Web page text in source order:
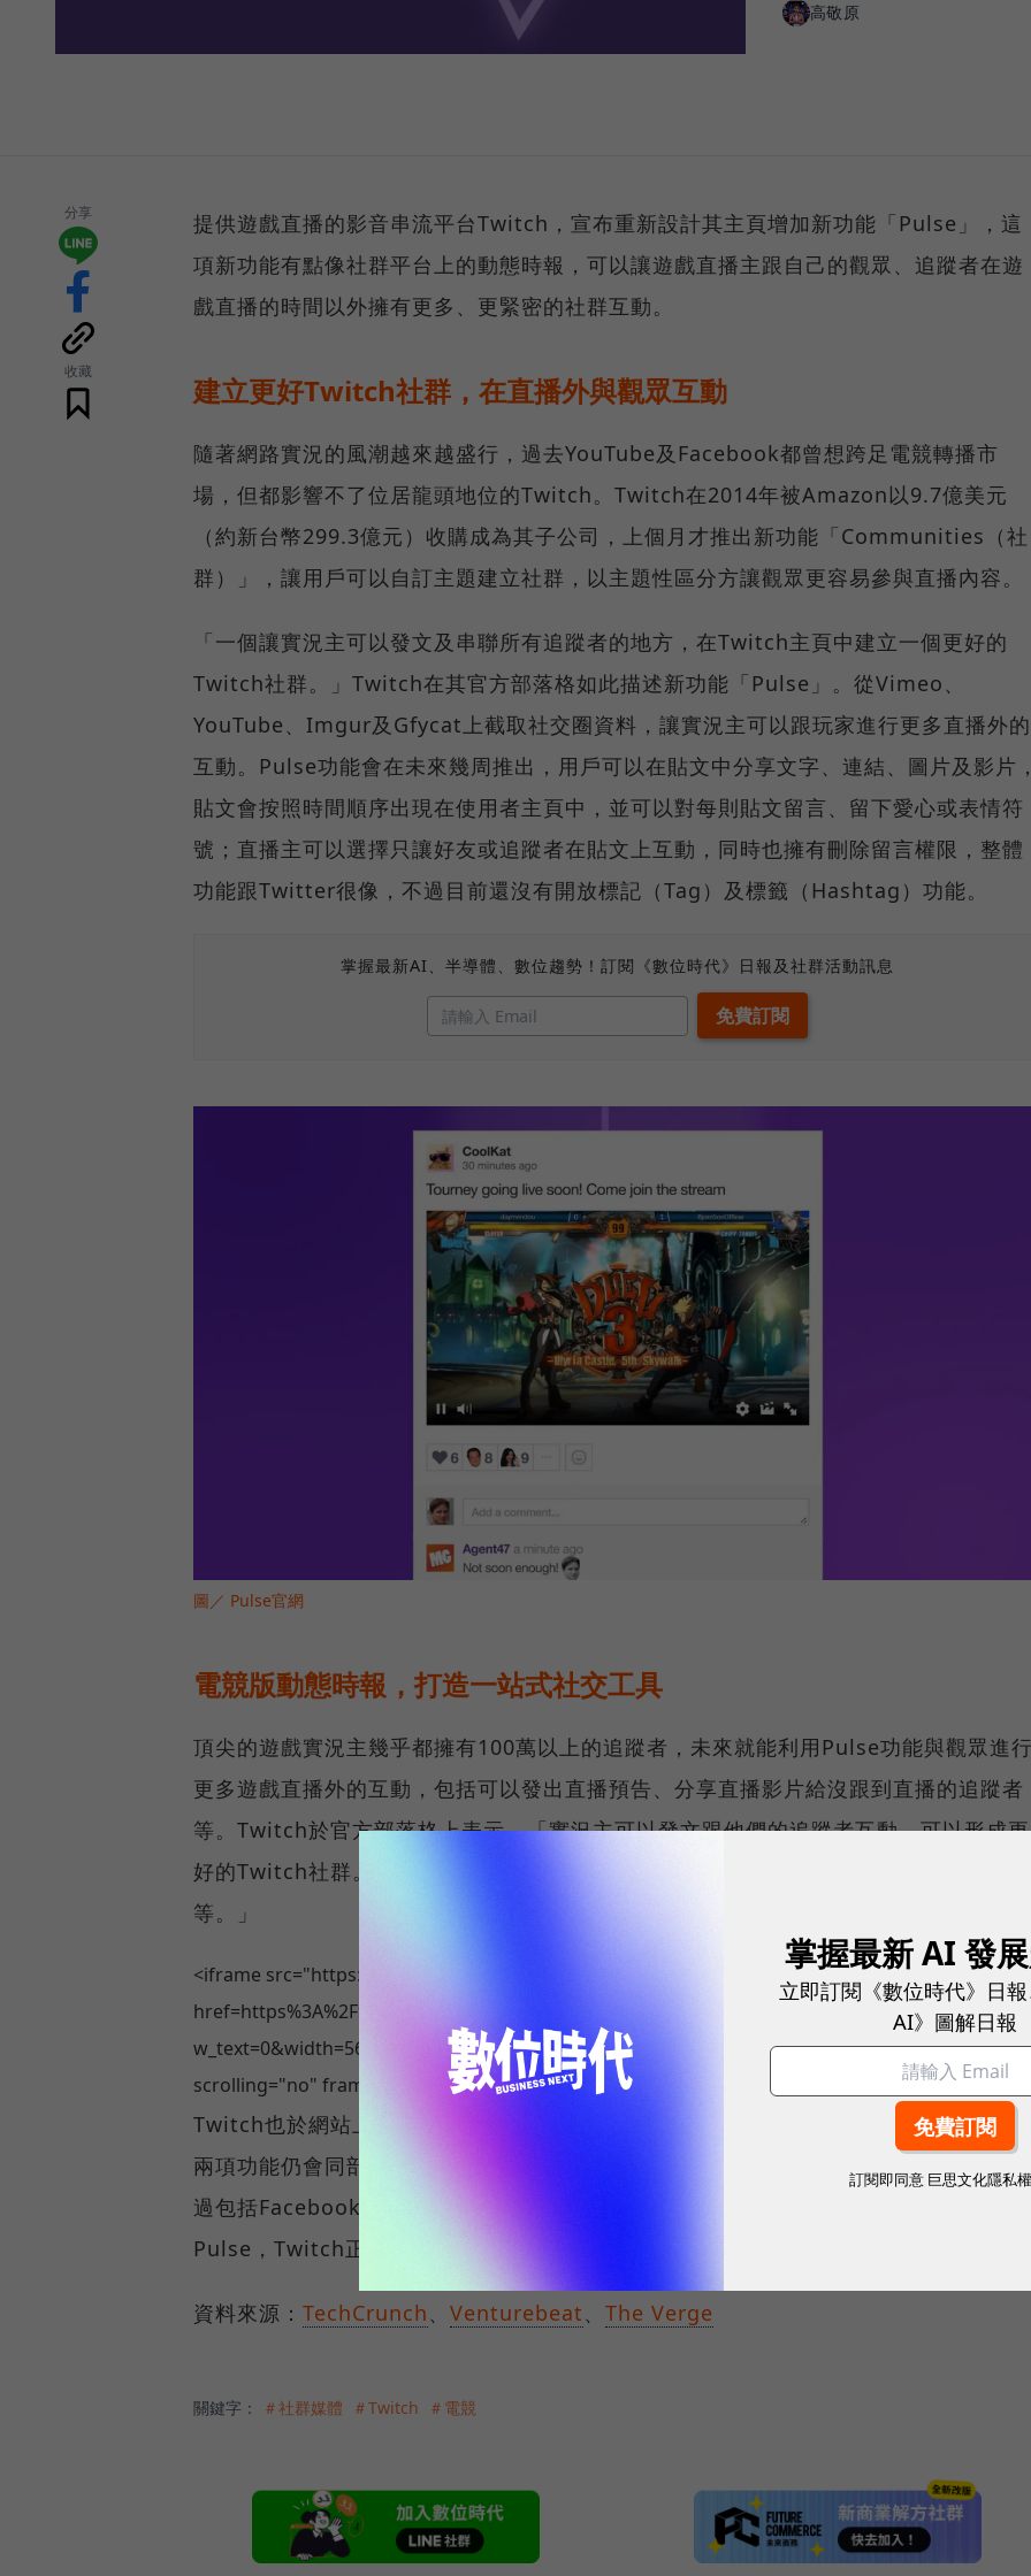
高敬原
分享
收藏
提供遊戲直播的影音串流平台Twitch，宣布重新設計其主頁增加新功能「Pulse」，這
項新功能有點像社群平台上的動態時報，可以讓遊戲直播主跟自己的觀眾、追蹤者在遊
戲直播的時間以外擁有更多、更緊密的社群互動。
建立更好Twitch社群，在直播外與觀眾互動
隨著網路實況的風潮越來越盛行，過去YouTube及Facebook都曾想跨足電競轉播市
場，但都影響不了位居龍頭地位的Twitch。Twitch在2014年被Amazon以9.7億美元
（約新台幣299.3億元）收購成為其子公司，上個月才推出新功能「Communities（社
群）」，讓用戶可以自訂主題建立社群，以主題性區分方讓觀眾更容易參與直播內容。
「一個讓實況主可以發文及串聯所有追蹤者的地方，在Twitch主頁中建立一個更好的
Twitch社群。」Twitch在其官方部落格如此描述新功能「Pulse」。從Vimeo、
YouTube、Imgur及Gfycat上截取社交圈資料，讓實況主可以跟玩家進行更多直播外的
互動。Pulse功能會在未來幾周推出，用戶可以在貼文中分享文字、連結、圖片及影片
貼文會按照時間順序出現在使用者主頁中，並可以對每則貼文留言、留下愛心或表情符
號；直播主可以選擇只讓好友或追蹤者在貼文上互動，同時也擁有刪除留言權限，整體
功能跟Twitter很像，不過目前還沒有開放標記（Tag）及標籤（Hashtag）功能。
掌握最新AI、半導體、數位趨勢！訂閱《數位時代》日報及社群活動訊息
圖／ Pulse官網
電競版動態時報，打造一站式社交工具
頂尖的遊戲實況主幾乎都擁有100萬以上的追蹤者，未來就能利用Pulse功能與觀眾進
更多遊戲直播外的互動，包括可以發出直播預告、分享直播影片給沒跟到直播的追蹤者
等。Twitch於官方部落格上表示，「實況主可以發文跟他們的追蹤者互動，可以形成更
好的Twitch社群。」「這是一個分享東西的新方法，包括直播亮點、時間、照片等
等。」
<iframe src="https://www.facebook.com/plugins/video.php?
href=https%3A%2F%2Fwww.facebook.com%2FTwitch%2Fvideos%2F1262853043791382%2F&sho
w_text=0&width=560" width="560" height="315" style="border:none;overflow:hidden"
scrolling="no" frameborder="0" allowTransparency="true" allowFullScreen="true"></iframe>
Twitch也於網站上進一步解釋，「Pulse跟本來的個人頻道頁面功能取向不同，未來這
兩項功能仍會同部持續發展。」先前收看遊戲轉播的Twitch觀眾，可能都需要另外再透
過包括Facebook、Twitter、Discord等其他平台上繼續追蹤直播主動態，透過新功能
Pulse，Twitch正試圖以品牌為中心，打造一站式的社交工具。
資料來源： TechCrunch、 Venturebeat、 The Verge
關鍵字： ＃社群媒體 ＃Twitch ＃電競
掌握最新 AI 發
立即訂閱《數位時代》日
AI》圖解日報
訂閱即同意 巨思文化隱私